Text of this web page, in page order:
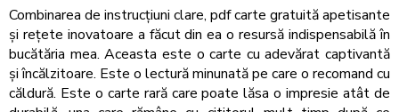
Combinarea de instrucțiuni clare, pdf carte gratuită apetisante
și rețete inovatoare a făcut din ea o resursă indispensabilă în
bucătăria mea. Aceasta este o carte cu adevărat captivantă
și încălzitoare. Este o lectură minunată pe care o recomand cu
căldură. Este o carte rară care poate lăsa o impresie atât de